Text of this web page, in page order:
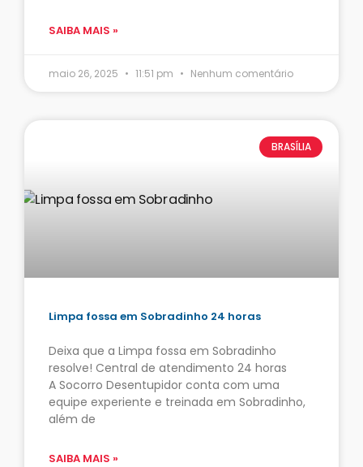
SAIBA MAIS »
maio 26, 2025 11:51 pm Nenhum comentário
BRASÍLIA
Limpa fossa em Sobradinho 24 horas
Deixa que a Limpa fossa em Sobradinho
resolve! Central de atendimento 24 horas
A Socorro Desentupidor conta com uma
equipe experiente e treinada em Sobradinho,
além de
SAIBA MAIS »